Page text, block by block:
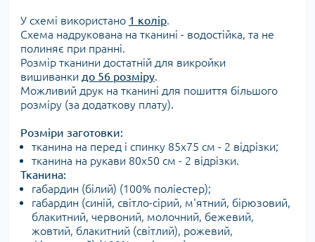
У схемі використано 1 колір.
Схема надрукована на тканині - водостійка, та не
полиняє при пранні.
Розмір тканини достатній для викройки
вишиванки до 56 розміру.
Можливий друк на тканині для пошиття більшого
розміру (за додаткову плату).
Розміри заготовки:
тканина на перед і спинку 85х75 см - 2 відрізки;
тканина на рукави 80х50 см - 2 відрізки.
Тканина:
габардин (білий) (100% поліестер);
габардин (синій, світло-сірий, м'ятний, бірюзовий,
блакитний, червоний, молочний, бежевий,
жовтий, блакитний (світлий), рожевий,